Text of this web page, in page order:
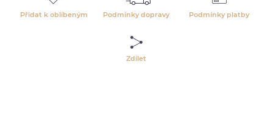
Přidat k oblíbeným Podmínky dopravy Podmínky platby
Zdílet